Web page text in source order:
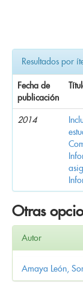
Resultados por
Fecha de
publicación
2014
Otras
Autor
Amaya León,